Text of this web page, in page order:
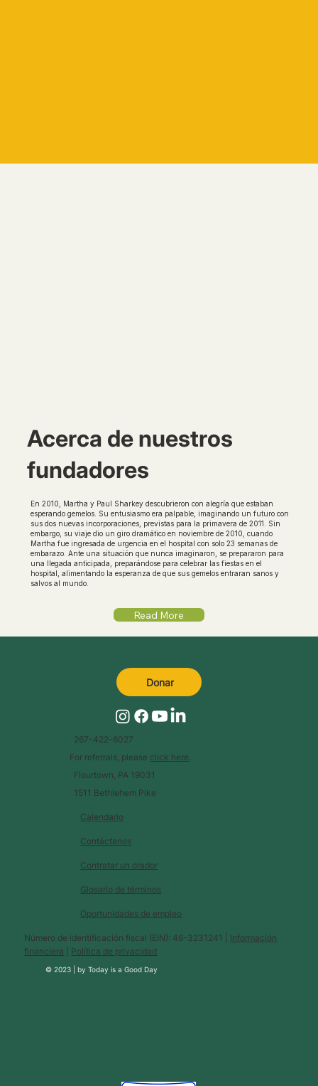
Acerca de nuestros
fundadores
En 2010, Martha y Paul Sharkey descubrieron con alegría que estaban
esperando gemelos. Su entusiasmo era palpable, imaginando un futuro con
sus dos nuevas incorporaciones, previstas para la primavera de 2011. Sin
embargo, su viaje dio un giro dramático en noviembre de 2010, cuando
Martha fue ingresada de urgencia en el hospital con solo 23 semanas de
embarazo. Ante una situación que nunca imaginaron, se prepararon para
una llegada anticipada, preparándose para celebrar las fiestas en el
hospital, alimentando la esperanza de que sus gemelos entraran sanos y
salvos al mundo.
Read More
Calendario
Glosario de términos
Contáctanos
Contratar un orador
Oportunidades de empleo
Número de identificación fiscal (EIN): 46-3231241 | Información
financiera
Política de privacidad
© 2023 |byToday is a Good Day
267-422-6027
For referrals, please click here.
Flourtown, PA 19031
1511 Bethlehem Pike
Donar